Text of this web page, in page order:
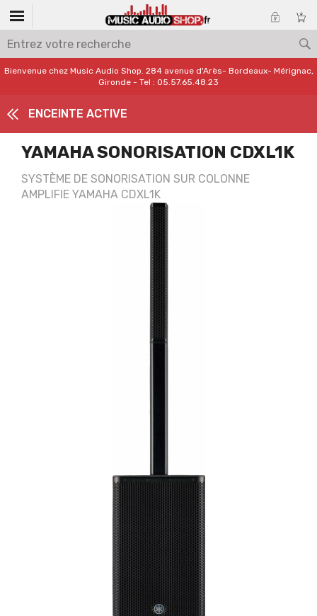
Bienvenue chez Music Audio Shop. 284 avenue d'Arès- Bordeaux- Mérignac,
Gironde - Tel : 05.57.65.48.23
ENCEINTE ACTIVE
YAMAHA SONORISATION CDXL1K
SYSTÈME DE SONORISATION SUR COLONNE
AMPLIFIE YAMAHA CDXL1K